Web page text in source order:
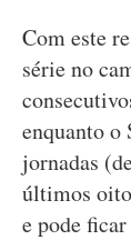
Com este
série no
enquanto o
jornadas
últimos
e pode